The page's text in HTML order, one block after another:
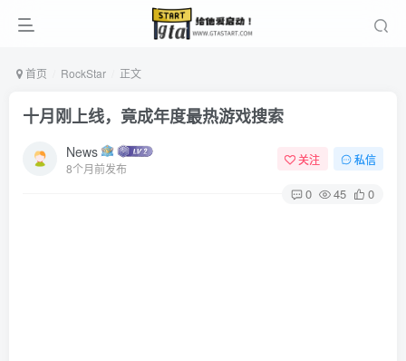
首页 RockStar 正文
十月刚上线，竟成年度最热游戏搜索
News
8个月前发布
关注 私信
0 45 0